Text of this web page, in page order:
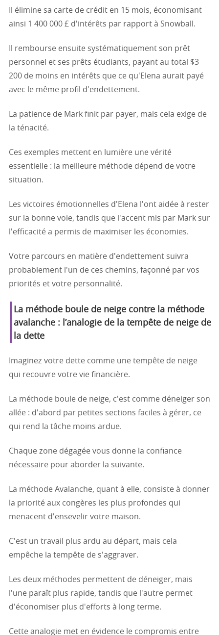
Il élimine sa carte de crédit en 15 mois, économisant
ainsi 1 400 000 £ d'intérêts par rapport à Snowball.
Il rembourse ensuite systématiquement son prêt
personnel et ses prêts étudiants, payant au total $3
200 de moins en intérêts que ce qu'Elena aurait payé
avec le même profil d'endettement.
La patience de Mark finit par payer, mais cela exige de
la ténacité.
Ces exemples mettent en lumière une vérité
essentielle : la meilleure méthode dépend de votre
situation.
Les victoires émotionnelles d'Elena l'ont aidée à rester
sur la bonne voie, tandis que l'accent mis par Mark sur
l'efficacité a permis de maximiser les économies.
Votre parcours en matière d'endettement suivra
probablement l'un de ces chemins, façonné par vos
priorités et votre personnalité.
La méthode boule de neige contre la méthode
avalanche : l’analogie de la tempête de neige de
la dette
Imaginez votre dette comme une tempête de neige
qui recouvre votre vie financière.
La méthode boule de neige, c'est comme déneiger son
allée : d'abord par petites sections faciles à gérer, ce
qui rend la tâche moins ardue.
Chaque zone dégagée vous donne la confiance
nécessaire pour aborder la suivante.
La méthode Avalanche, quant à elle, consiste à donner
la priorité aux congères les plus profondes qui
menacent d'ensevelir votre maison.
C'est un travail plus ardu au départ, mais cela
empêche la tempête de s'aggraver.
Les deux méthodes permettent de déneiger, mais
l'une paraît plus rapide, tandis que l'autre permet
d'économiser plus d'efforts à long terme.
Cette analogie met en évidence le compromis entre